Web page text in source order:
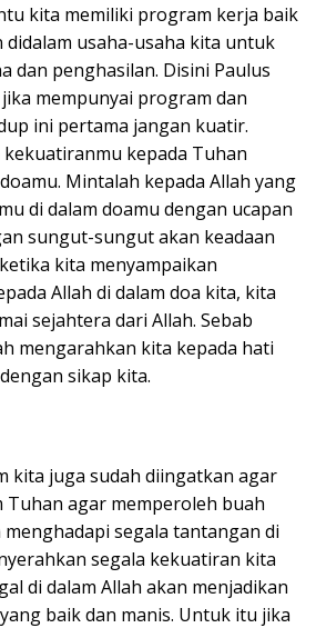
kita memiliki program kerja baik
usaha-usaha kita untuk
dan penghasilan. Disini Paulus
mempunyai program dan
ini pertama jangan kuatir.
kepada Tuhan
Mintalah kepada Allah yang
di dalam doamu dengan ucapan
sungut-sungut akan keadaan
kita menyampaikan
Allah di dalam doa kita, kita
sejahtera dari Allah. Sebab
mengarahkan kita kepada hati
sikap kita.
kita juga sudah diingatkan agar
Tuhan agar memperoleh buah
segala tantangan di
segala kekuatiran kita
di dalam Allah akan menjadikan
baik dan manis. Untuk itu jika